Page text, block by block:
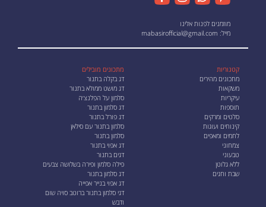
מוזמנים לפנות אלינו
מייל: mabasirofficial@gmail.com
קטגוריות
מתכונים מהירים
משקאות
עיקריות
תוספות
סלטים ומרקים
קינוחים ועוגות
לחמים ומאפים
צמחוני
טבעוני
ללא גלוטן
שבת וחגים
מתכונים מובילים
דג בקלה בתנור
דג מושט ממולא בתנור
סלמון על הפלנצ׳ה
דג סלמון בתנור
דג פורל בתנור
סלמון בתנור עם סילאן
סלמון בתנור
דג אפוי בתנור
דגים בתנור
פילה סלמון ופירה בשלושה צבעים
דג סלמון בתנור
דג אפוי בנייר אפייה
דגי סלמון בתנור ברוטב סויה שום
ודבש